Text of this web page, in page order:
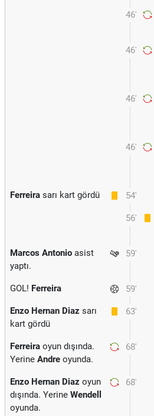
46'
46'
46'
46'
54'
Ferreira sarı kart gördü
56'
59'
Marcos Antonio asist
yaptı.
59'
GOL! Ferreira
63'
Enzo Hernan Diaz sarı
kart gördü
68'
Ferreira oyun dışında.
Yerine Andre oyunda.
68'
Enzo Hernan Diaz oyun
dışında. Yerine Wendell
oyunda.